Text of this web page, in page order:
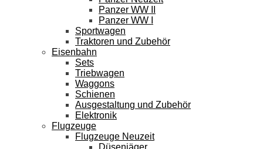
Panzer WW II
Panzer WW I
Sportwagen
Traktoren und Zubehör
Eisenbahn
Sets
Triebwagen
Waggons
Schienen
Ausgestaltung und Zubehör
Elektronik
Flugzeuge
Flugzeuge Neuzeit
Düsenjäger